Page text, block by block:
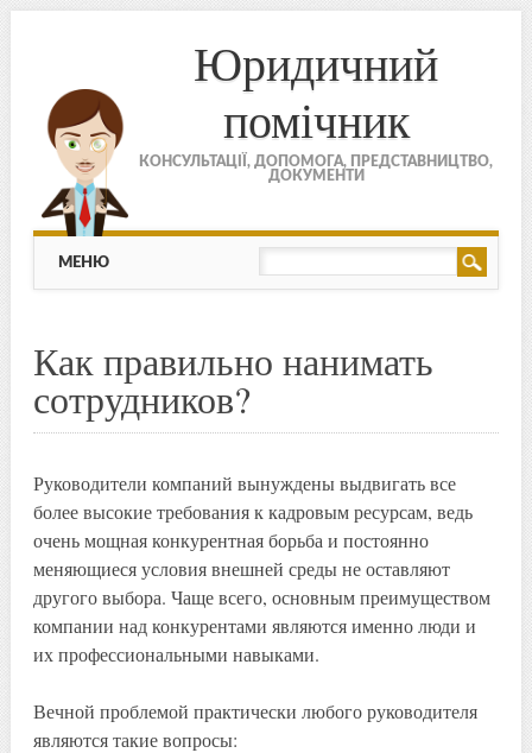
Юридичний
помічник
КОНСУЛЬТАЦІЇ, ДОПОМОГА, ПРЕДСТАВНИЦТВО,
ДОКУМЕНТИ
МЕНЮ
Skip to content
МЕНЮ
Как правильно нанимать
сотрудников?
Руководители компаний вынуждены выдвигать все
более высокие требования к кадровым ресурсам, ведь
очень мощная конкурентная борьба и постоянно
меняющиеся условия внешней среды не оставляют
другого выбора. Чаще всего, основным преимуществом
компании над конкурентами являются именно люди и
их профессиональными навыками.
Вечной проблемой практически любого руководителя
являются такие вопросы: